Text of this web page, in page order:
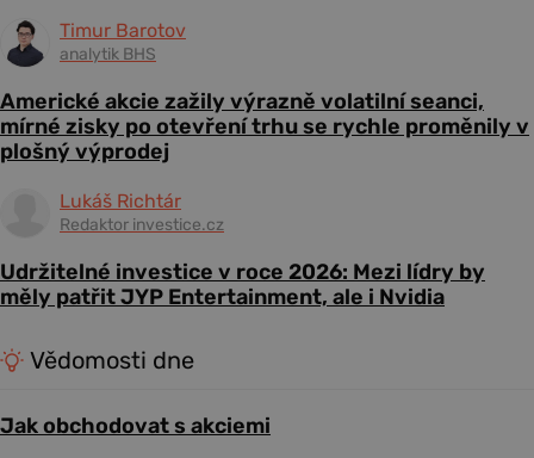
Timur Barotov
analytik BHS
Americké akcie zažily výrazně volatilní seanci,
mírné zisky po otevření trhu se rychle proměnily v
plošný výprodej
Lukáš Richtár
Redaktor investice.cz
Udržitelné investice v roce 2026: Mezi lídry by
měly patřit JYP Entertainment, ale i Nvidia
Vědomosti dne
Jak obchodovat s akciemi